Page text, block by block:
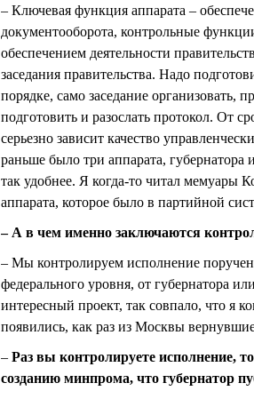
– Ключевая функция аппарата –
документооборота, контрольные
обеспечением деятельности
заседания правительства. Надо
порядке, само заседание организовать,
подготовить и разослать протокол. От
серьезно зависит качество
раньше было три аппарата, губернатора
так удобнее. Я когда-то читал
аппарата, которое было в партийной
– А в чем именно заключаются
– Мы контролируем исполнение
федерального уровня, от губернатора
интересный проект, так совпало, что я
появились, как раз из Москвы
– Раз вы контролируете исполнение,
созданию минпрома, что губернатор